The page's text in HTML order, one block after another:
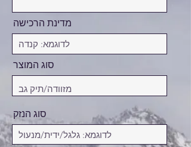
מדינת הרכישה
סוג המוצר
סוג הנזק